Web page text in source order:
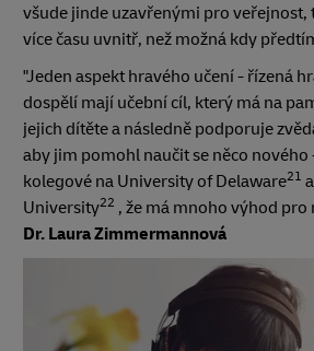
všude jinde uzavřenými pro veřejnost,
více času uvnitř, než možná kdy
"Jeden aspekt hravého učení - řízená
dospělí mají učební cíl, který má na
jejich dítěte a následně podporuje
aby jim pomohl naučit se něco nového
kolegové na University of Delaware21
University22 , že má mnoho výhod pro
Dr. Laura Zimmermannová